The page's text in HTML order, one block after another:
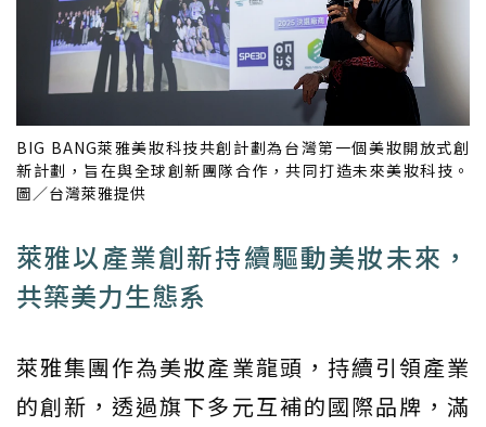
BIG BANG萊雅美妝科技共創計劃為台灣第一個美妝開放式創
新計劃，旨在與全球創新團隊合作，共同打造未來美妝科技。
圖／台灣萊雅提供
萊雅以產業創新持續驅動美妝未來，
共築美力生態系
萊雅集團作為美妝產業龍頭，持續引領產業
的創新，透過旗下多元互補的國際品牌，滿